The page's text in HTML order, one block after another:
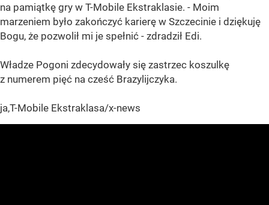
na pamiątkę gry w T-Mobile Ekstraklasie. - Moim
marzeniem było zakończyć karierę w Szczecinie i dziękuję
Bogu, że pozwolił mi je spełnić - zdradził Edi.
Władze Pogoni zdecydowały się zastrzec koszulkę
z numerem pięć na cześć Brazylijczyka.
ja,T-Mobile Ekstraklasa/x-news